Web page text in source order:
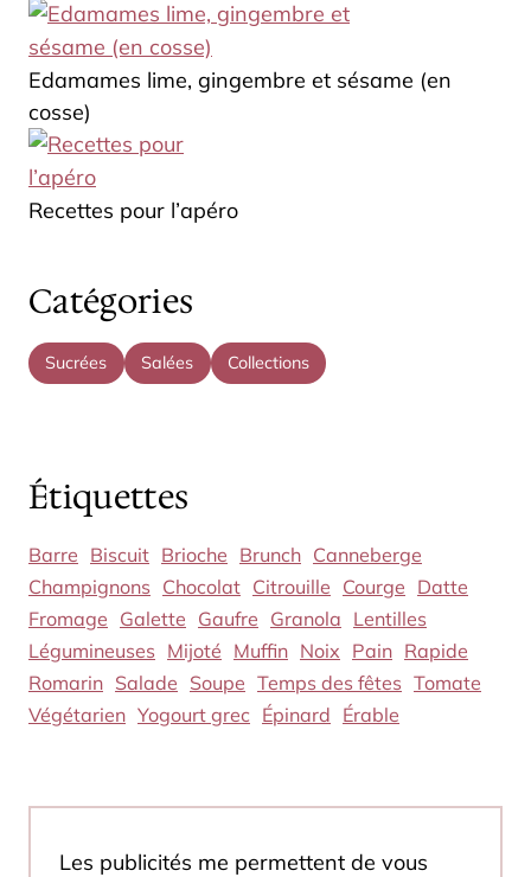
Edamames lime, gingembre et sésame (en
cosse)
Recettes pour l’apéro
Catégories
Sucrées Salées Collections
Étiquettes
Barre Biscuit Brioche Brunch Canneberge
Champignons Chocolat Citrouille Courge Datte
Fromage Galette Gaufre Granola Lentilles
Légumineuses Mijoté Muffin Noix Pain Rapide
Romarin Salade Soupe Temps des fêtes Tomate
Végétarien Yogourt grec Épinard Érable
Les publicités me permettent de vous